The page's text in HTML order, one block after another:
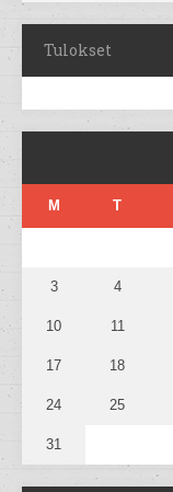
Tulokset
M T
3 4
10 11
17 18
24 25
31